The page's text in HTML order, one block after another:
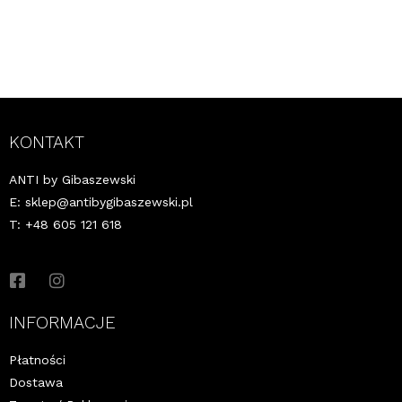
KONTAKT
ANTI by Gibaszewski
E: sklep@antibygibaszewski.pl
T: +48 605 121 618
INFORMACJE
Płatności
Dostawa